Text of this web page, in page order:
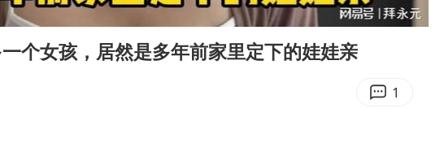
《告全体市民书》
苑火灾或由烟头引起
06:57
Enter
个女孩，居然是多年前家里定下的娃娃亲
1